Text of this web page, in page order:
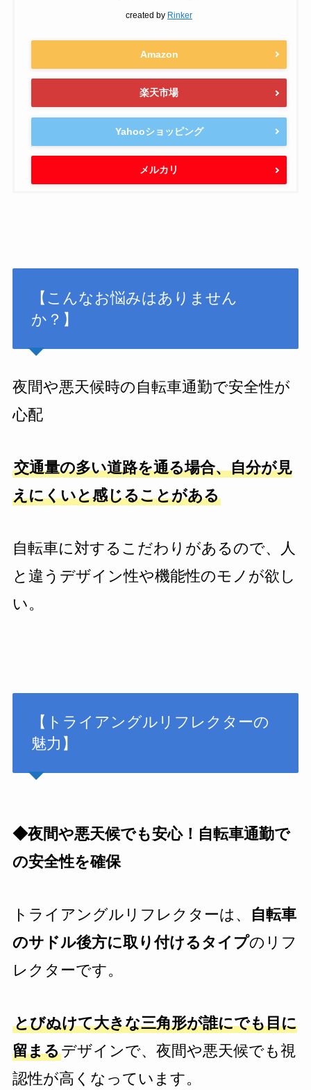
created by Rinker
Amazon
楽天市場
Yahooショッピング
メルカリ
【こんなお悩みはありません
か？】
夜間や悪天候時の自転車通勤で安全性が
心配
交通量の多い道路を通る場合、自分が見
えにくいと感じることがある
自転車に対するこだわりがあるので、人
と違うデザイン性や機能性のモノが欲し
い。
【トライアングルリフレクターの
魅力】
◆夜間や悪天候でも安心！自転車通勤で
の安全性を確保
トライアングルリフレクターは、
自転車
のサドル後方に取り付けるタイプのリフ
レクターです。
とびぬけて大きな三角形が誰にでも目に
留まるデザインで、夜間や悪天候でも視
認性が高くなっています。